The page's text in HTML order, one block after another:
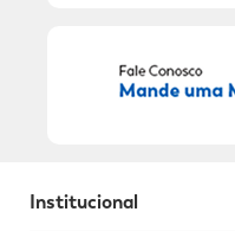
Institucional